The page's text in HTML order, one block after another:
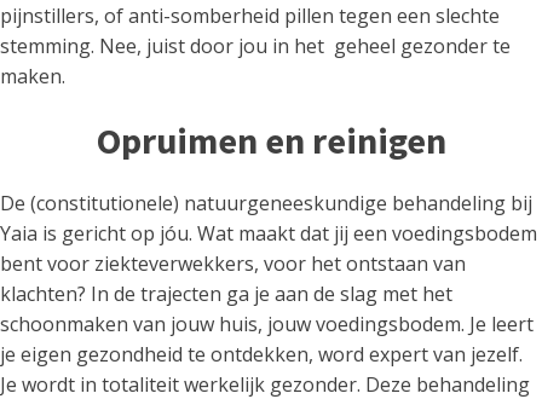
pijnstillers, of anti-somberheid pillen tegen een slechte
stemming. Nee, juist door jou in het geheel gezonder te
maken.
Opruimen en reinigen
De (constitutionele) natuurgeneeskundige behandeling bij
Yaia is gericht op jóu. Wat maakt dat jij een voedingsbodem
bent voor ziekteverwekkers, voor het ontstaan van
klachten? In de trajecten ga je aan de slag met het
schoonmaken van jouw huis, jouw voedingsbodem. Je leert
je eigen gezondheid te ontdekken, word expert van jezelf.
Je wordt in totaliteit werkelijk gezonder. Deze behandeling